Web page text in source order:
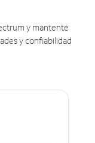
y mantente
y confiabilidad